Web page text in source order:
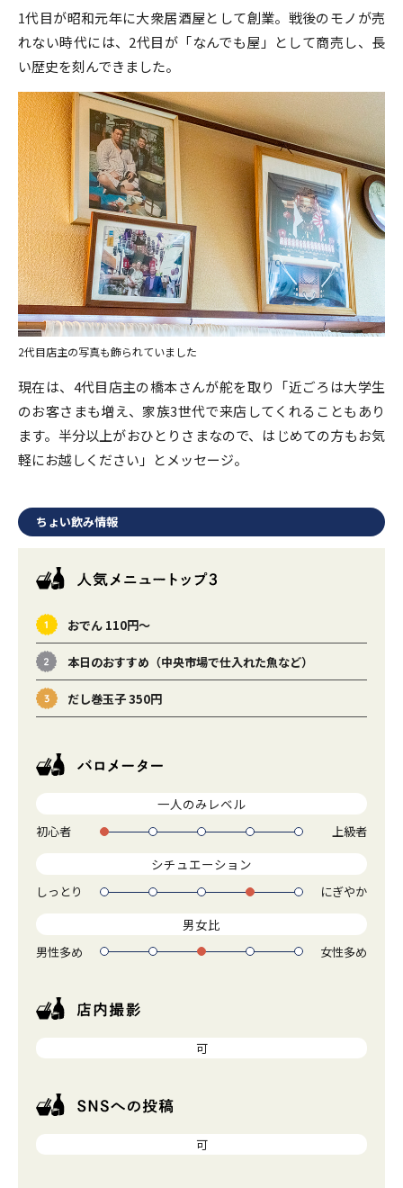
1代目が昭和元年に大衆居酒屋として創業。戦後のモノが売
れない時代には、2代目が「なんでも屋」として商売し、長
い歴史を刻んできました。
2代目店主の写真も飾られていました
現在は、4代目店主の橋本さんが舵を取り「近ごろは大学生
のお客さまも増え、家族3世代で来店してくれることもあり
ます。半分以上がおひとりさまなので、はじめての方もお気
軽にお越しください」とメッセージ。
ちょい飲み情報
おでん 110円～
本日のおすすめ（中央市場で仕入れた魚など）
だし巻玉子 350円
一人のみレベル
初心者 1 2 3 4 5 上級者
シチュエーション
しっとり 1 2 3 4 5 にぎやか
男女比
男性多め 1 2 女性多め
可
可